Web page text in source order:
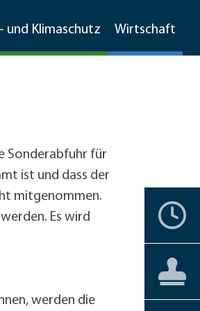
und Klimaschutz
Hochholz
Reilinger
Wirtschaft
Walldorf
Sonderabfuhr für
ist und dass der
mitgenommen.
Es wird
werden die
Termine